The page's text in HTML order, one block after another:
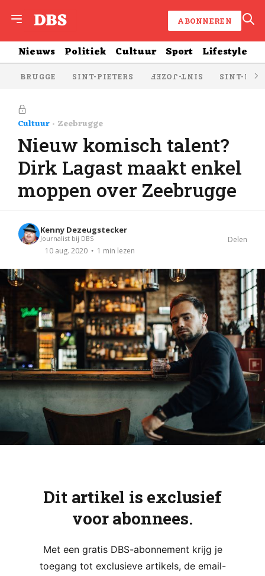
ABONNEREN
Nieuws Politiek Cultuur Sport Lifestyle
BRUGGE SINT-PIETERS SINT-JOZEF SINT-
Cultuur Zeebrugge
Nieuw komisch talent?
Dirk Lagast maakt enkel
moppen over Zeebrugge
Kenny Dezeugstecker
Journalist bij DBS
10 aug. 2020 1 min lezen
Delen
Dit artikel is exclusief
voor abonnees.
Met een gratis DBS-abonnement krijg je
toegang tot exclusieve artikels, de email-